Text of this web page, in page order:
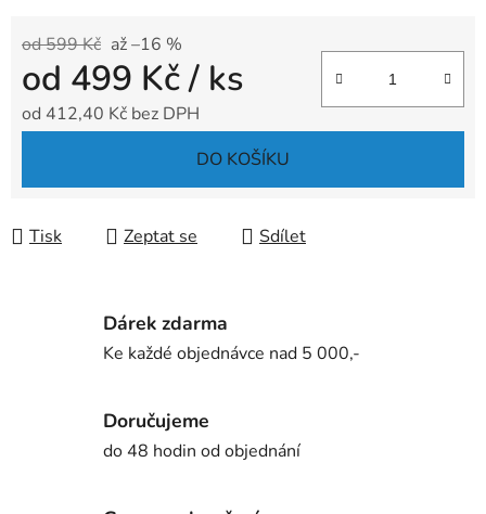
od 599 Kč až –16 %
od 499 Kč/ ks
od 412,40 Kč bez DPH
DO KOŠÍKU
Tisk Zeptat se Sdílet
Dárek zdarma
Ke každé objednávce nad 5 000,-
Doručujeme
do 48 hodin od objednání